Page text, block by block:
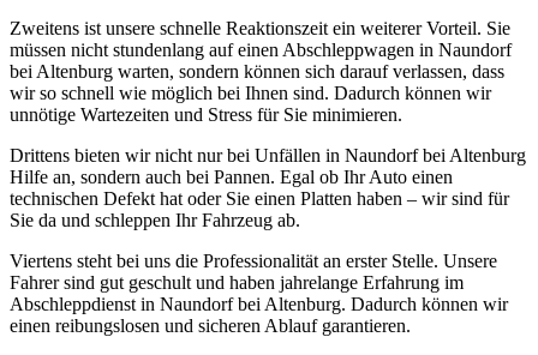
Zweitens ist unsere schnelle Reaktionszeit ein weiterer Vorteil. Sie
müssen nicht stundenlang auf einen Abschleppwagen in Naundorf
bei Altenburg warten, sondern können sich darauf verlassen, dass
wir so schnell wie möglich bei Ihnen sind. Dadurch können wir
unnötige Wartezeiten und Stress für Sie minimieren.
Drittens bieten wir nicht nur bei Unfällen in Naundorf bei Altenburg
Hilfe an, sondern auch bei Pannen. Egal ob Ihr Auto einen
technischen Defekt hat oder Sie einen Platten haben – wir sind für
Sie da und schleppen Ihr Fahrzeug ab.
Viertens steht bei uns die Professionalität an erster Stelle. Unsere
Fahrer sind gut geschult und haben jahrelange Erfahrung im
Abschleppdienst in Naundorf bei Altenburg. Dadurch können wir
einen reibungslosen und sicheren Ablauf garantieren.